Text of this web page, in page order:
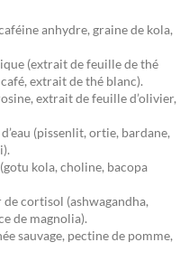
anhydre, graine de kola,
(extrait de feuille de thé
extrait de thé blanc).
extrait de feuille d’olivier,
(pissenlit, ortie, bardane,
kola, choline, bacopa
cortisol (ashwagandha,
de magnolia).
sauvage, pectine de pomme,